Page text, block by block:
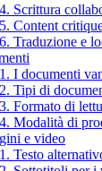
Scrittura
Content
Traduzione e
I documenti
Tipi di
Formato di
Modalità di
e video
Testo